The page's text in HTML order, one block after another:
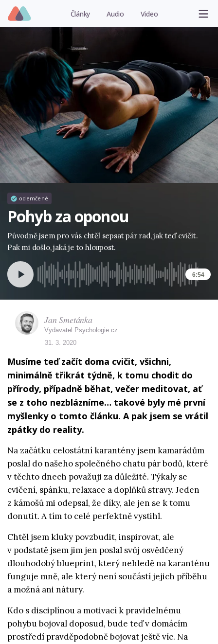
Články Audio Video
odemčené
Pohyb za oponou
Původně jsem pro vás chtěl sepsat pár rad, jak teď cvičit.
Pak mi došlo, jaká je to hloupost.
6:54
Musíme teď začít doma cvičit, všichni,
minimálně třikrát týdně, k tomu chodit do
přírody, případně běhat, večer meditovat, ať
se z toho nezblázníme… takové byly mé první
myšlenky o tomto článku. A pak jsem se vrátil
zpátky do reality.
Na začátku celostátní karantény jsem kamarádům
poslal do našeho společného chatu pár bodů, které
v těchto dnech považuji za důležité. Týkaly se
cvičení, spánku, relaxace a doplňků stravy. Jeden
z kámošů mi odepsal, že díky, ale jen se k tomu
donutit. A tím to celé perfektně vystihl.
Chtěl jsem kluky povzbudit, inspirovat, ale
v podstatě jsem jim jen poslal svůj osvědčený
dlouhodobý blueprint, který nehledě na karanténu
funguje mně, ale který není součástí jejich příběhu
a možná ani nátury.
Kdo s disciplínou a motivací k pravidelnému
pohybu bojoval doposud, bude teď v domácím
prostředí pravděpodobně bojovat ještě víc. Na
Jan Smetánka
Vydavatel Psychologie.cz
31. 3. 2020